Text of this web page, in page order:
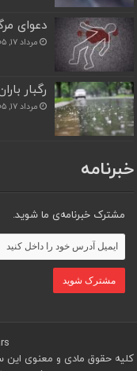
دعوای
مرداد ۱۷, ۱۴۰۵
رگبار
مرداد ۱۷, ۱۴۰۵
خبرنامه
مشترک خبرنامه‌ی ما شوید.
کلیه حقوق مادی و معنوی این